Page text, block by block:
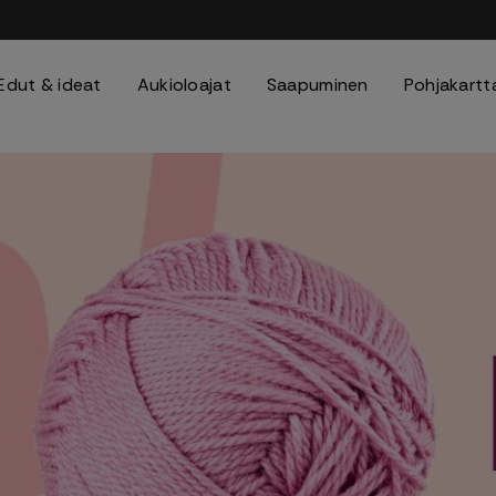
& ideat Aukioloajat Saapuminen